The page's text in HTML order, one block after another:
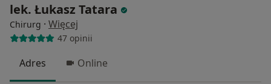
lek. Łukasz Tatara
Chirurg · Więcej
47 opinii
Adres Online